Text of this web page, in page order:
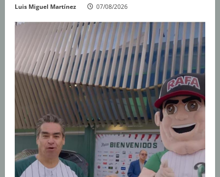
Luis Miguel Martínez 07/08/2026